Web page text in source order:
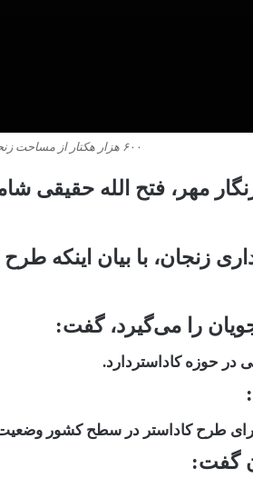
۶۰۰ هزار هکتار از مساحت زنجان عکس برداری هوایی شده است
مهر، فتح الله حقیقی
زنجان، با بیان اینکه
را می‌گیرد، گفت:
در حوزه کاداستردارد.
طرح کاداستر در سطح کشور
گفت: